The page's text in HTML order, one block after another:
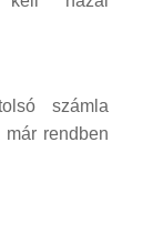
számla
rendben